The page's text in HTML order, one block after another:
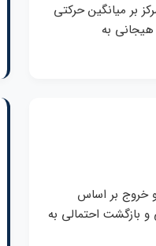
بر میانگین حرکتی
به
خروج بر اساس
بازگشت احتمالی به